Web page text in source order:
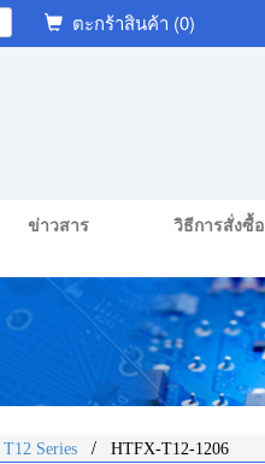
ตะกร้าสินค้า (0)
ข่าวสาร วิธีการสั่งซื้อ
T12 Series / HTFX-T12-1206